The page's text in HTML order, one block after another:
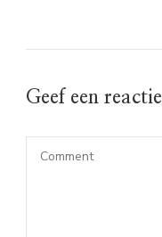
Geef een reactie